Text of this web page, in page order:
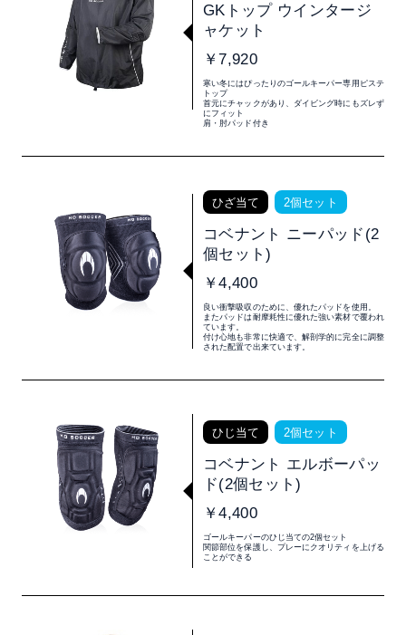
GKトップ ウインタージ
ャケット
￥7,920
寒い冬にはぴったりのゴールキーパー専用ピステ
トップ
首元にチャックがあり、ダイビング時にもズレず
にフィット
肩・肘パッド付き
ひざ当て 2個セット
コベナント ニーパッド(2
個セット)
￥4,400
良い衝撃吸収のために、優れたパッドを使用。
またパッドは耐摩耗性に優れた強い素材で覆われ
ています。
付け心地も非常に快適で、解剖学的に完全に調整
された配置で出来ています。
ひじ当て 2個セット
コベナント エルボーパッ
ド(2個セット)
￥4,400
ゴールキーパーのひじ当ての2個セット
関節部位を保護し、プレーにクオリティを上げる
ことができる